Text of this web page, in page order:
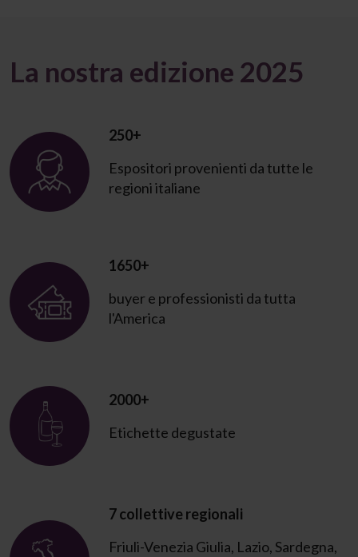
La nostra edizione 2025
250+
Espositori provenienti da tutte le
regioni italiane
1650+
buyer e professionisti da tutta
l'America
2000+
Etichette degustate
7 collettive regionali
Friuli-Venezia Giulia, Lazio, Sardegna,